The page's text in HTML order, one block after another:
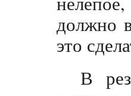
должно
это
В